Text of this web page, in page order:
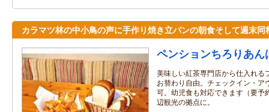
カラマツ林の中小鳥の声に手作り焼き立パンの朝食そして週末同
ペンションちろりあん
美味しい紅茶専門店から仕入れる
お替わり自由。チェックイン・ア
可。幼児食も対応できます（要予
辺観光の拠点に。